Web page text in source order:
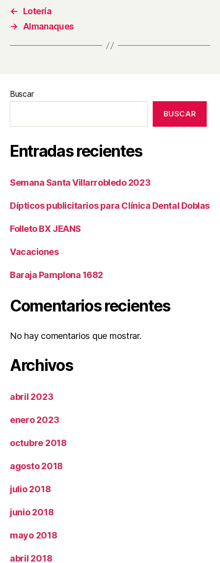
←
Lotería
→
Almanaques
Buscar
BUSCAR
Entradas recientes
Semana Santa Villarrobledo 2023
Dípticos publicitarios para Clínica Dental Doblas
Folleto BX JEANS
Vacaciones
Baraja Pamplona 1682
Comentarios recientes
No hay comentarios que mostrar.
Archivos
abril 2023
enero 2023
octubre 2018
agosto 2018
julio 2018
junio 2018
mayo 2018
abril 2018